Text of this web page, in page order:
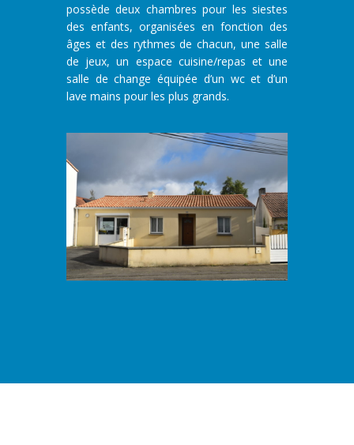
possède deux chambres pour les siestes
des enfants, organisées en fonction des
âges et des rythmes de chacun, une salle
de jeux, un espace cuisine/repas et une
salle de change équipée d’un wc et d’un
lave mains pour les plus grands.